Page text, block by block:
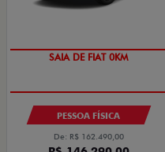
PESSOA FÍSICA
De: R$ 162.490,00